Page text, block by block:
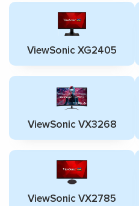
ViewSonic XG2405
ViewSonic VX3268
ViewSonic VX2785